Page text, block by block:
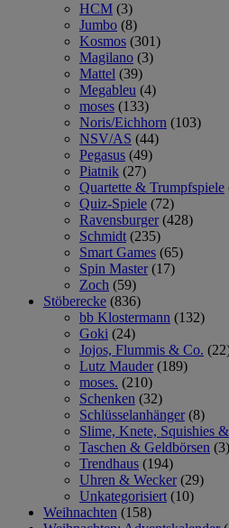
HCM (3)
Jumbo (8)
Kosmos (301)
Magilano (3)
Mattel (39)
Megableu (4)
moses (133)
Noris/Eichhorn (103)
NSV/AS (44)
Pegasus (49)
Piatnik (27)
Quartette & Trumpfspiele
Quiz-Spiele (72)
Ravensburger (428)
Schmidt (235)
Smart Games (65)
Spin Master (17)
Zoch (59)
Stöberecke (836)
bb Klostermann (132)
Goki (24)
Jojos, Flummis & Co.
Lutz Mauder (189)
moses. (210)
Schenken (32)
Schlüsselanhänger (8)
Slime, Knete, Squishies
Taschen & Geldbörsen (3)
Trendhaus (194)
Uhren & Wecker (29)
Unkategorisiert (10)
Weihnachten (158)